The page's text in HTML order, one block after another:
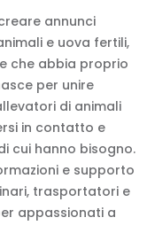
annunci
e uova fertili,
che abbia proprio
per unire
di animali
in contatto e
cui hanno bisogno.
e supporto
trasportatori e
appassionati a